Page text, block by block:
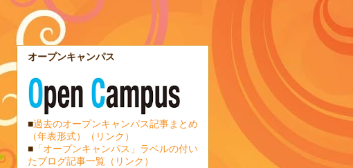
オープンキャンパス
■過去のオープンキャンパス記事まとめ
（年表形式）（リンク）
■ 「オープンキャンパス」ラベルの付い
たブログ記事一覧（リンク）